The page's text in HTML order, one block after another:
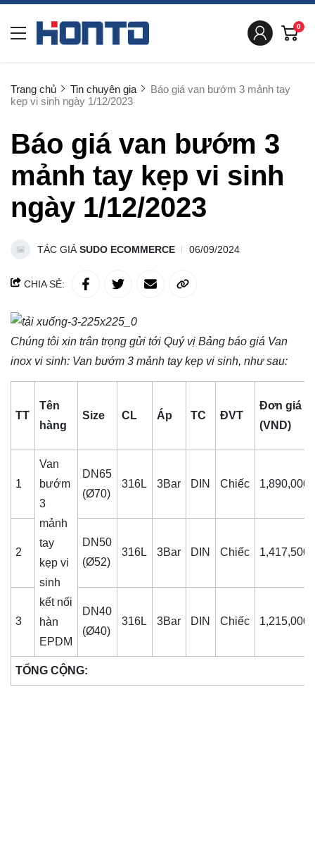
0
Trang chủ Tin chuyên gia
Báo giá van bướm 3 mảnh tay
kẹp vi sinh ngày 1/12/2023
Báo giá van bướm 3
mảnh tay kẹp vi sinh
ngày 1/12/2023
TÁC GIẢ SUDO ECOMMERCE 06/09/2024
CHIA SẺ:
Chúng tôi xin trân trọng gửi tới Quý vị Bảng báo giá Van
inox vi sinh: Van bướm 3 mảnh tay kẹp vi sinh, như sau:
TT
Tên
hàng
Size CL Áp TC ĐVT
Đơn giá
(VND)
1
Van
bướm
3
mảnh
tay
kẹp vi
sinh
kết nối
hàn
EPDM
DN65
(Ø70)
316L 3Bar DIN Chiếc 1,890,000
2
DN50
(Ø52)
316L 3Bar DIN Chiếc 1,417,500
3
DN40
(Ø40)
316L 3Bar DIN Chiếc 1,215,000
TỔNG CỘNG: